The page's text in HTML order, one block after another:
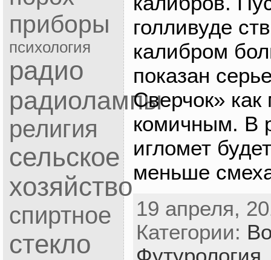
приборы
психология
радио
радиолампы
религия
сельское
хозяйство
спиртное
стекло
голливуде
калибром
показан
Сверчок»
комичным. В
игломет
меньше
19 апреля,
Категории:
Футурология